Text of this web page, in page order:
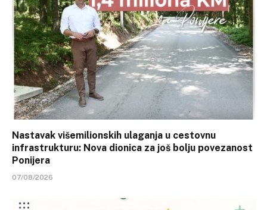
Nastavak višemilionskih ulaganja u cestovnu
infrastrukturu: Nova dionica za još bolju povezanost
Ponijera
07/08/2026